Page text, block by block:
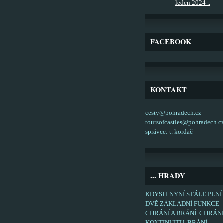
leden 2024 ..
FACEBOOK
KONTAKT
cesty@pohradech.cz
správce: t. kordač
... HRADY
KDYSI I NYNÍ STÁLE PLNÍ
DVĚ ZÁKLADNÍ FUNKCE -
CHRÁNÍ A BRÁNÍ. CHRÁNÍ